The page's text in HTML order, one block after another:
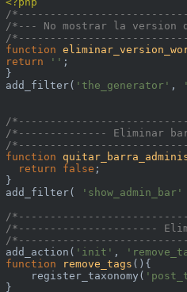
/
/*--- No mostrar la version
/
function
return
'' ;
}
add_filter( 'the_generator' ,
/
/*-------------- Eliminar
/
function
return
false ;
}
add_filter(
'show_admin_bar'
/
/*----------------------
/
add_action( 'init' ,
function
remove_tags () {
    register_taxonomy(
}